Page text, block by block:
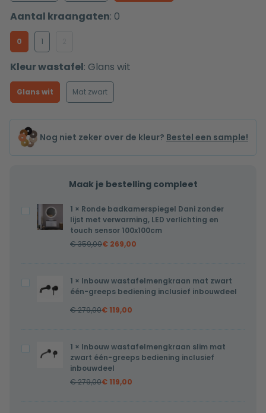
Aantal kraangaten: 0
0 1
Kleur wastafel: Glans wit
Glans wit Mat zwart
Nog niet zeker over de kleur? Bestel een sample!
Maak je bestelling compleet
Ronde
badkamerspiegel
met
touch
1 × Ronde badkamerspiegel Dani zonder
lijst met verwarming, LED verlichting en
touch sensor 100x100cm
€359,00€ 269,00
Inbouw
wastafelmengkraan
greeps
bediening
1 × Inbouw wastafelmengkraan mat zwart
één-greeps bediening inclusief inbouwdeel
€279,00€ 119,00
Inbouw
wastafelmengkraan
1 × Inbouw wastafelmengkraan slim mat
zwart één-greeps bediening inclusief
inbouwdeel
€279,00€ 119,00